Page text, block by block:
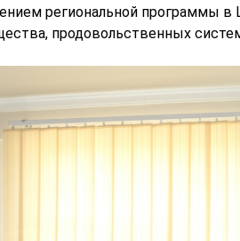
региональной программы в
продовольственных